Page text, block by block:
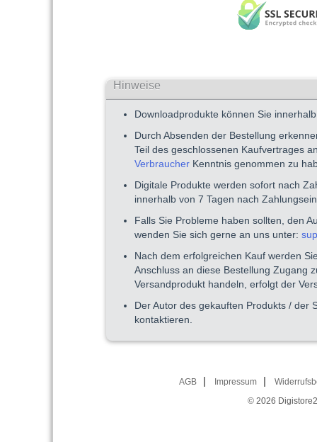
Hinweise
Downloadprodukte können Sie
Durch Absenden der Bestellung
Teil des geschlossenen Kaufvertrages
Verbraucher Kenntnis genommen zu
Digitale Produkte werden sofort nach
innerhalb von 7 Tagen nach
Falls Sie Probleme haben sollten, den
wenden Sie sich gerne an uns unter:
Nach dem erfolgreichen Kauf werden
Anschluss an diese Bestellung Zugang
Versandprodukt handeln, erfolgt der
Der Autor des gekauften Produkts / der
kontaktieren.
AGB Impressum
© 2026